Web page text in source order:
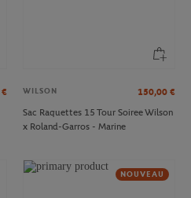
€
WILSON 150,00 €
Sac Raquettes 15 Tour Soiree Wilson
x Roland-Garros - Marine
NOUVEAU